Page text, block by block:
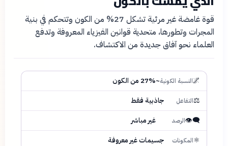
قوة غامضة غير مرئية تشكل 27% من الكون وتتحكم في بنية
المجرات وتطورها، متحدية قوانين الفيزياء المعروفة وتدفع
العلماء نحو آفاق جديدة من الاكتشاف.
🌌النسبة الكونية~27% من الكون
⚖️التفاعل
جاذبية فقط
👁️‍🗨️الرصد
غير مباشر
⚛️المكونات جسيمات غير معروفة